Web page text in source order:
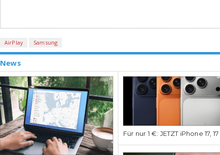
AirPlay Samsung
News
Für nur 1 €: JETZT iPhone 17,